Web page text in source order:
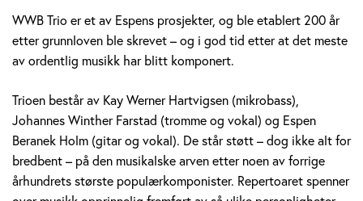
WWB Trio er et av Espens prosjekter, og ble etablert 200 år
etter grunnloven ble skrevet – og i god tid etter at det meste
av ordentlig musikk har blitt komponert.
Trioen består av Kay Werner Hartvigsen (mikrobass),
Johannes Winther Farstad (tromme og vokal) og Espen
Beranek Holm (gitar og vokal). De står støtt – dog ikke alt for
bredbent – på den musikalske arven etter noen av forrige
århundrets største populærkomponister. Repertoaret spenner